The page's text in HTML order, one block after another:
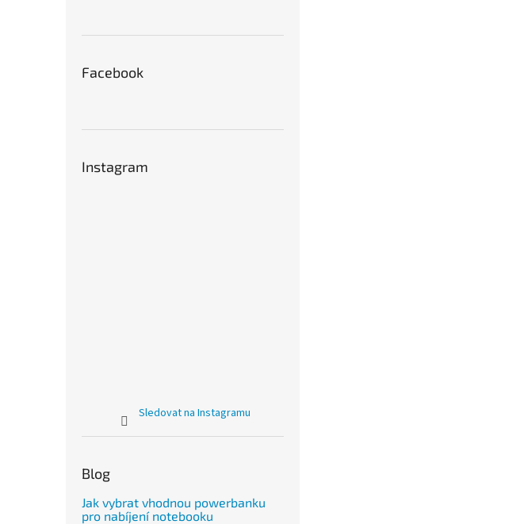
Facebook
Instagram
Sledovat na Instagramu
Blog
Jak vybrat vhodnou powerbanku
pro nabíjení notebooku